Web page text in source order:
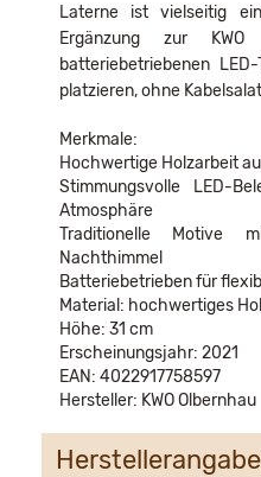
Laterne ist vielseitig
Ergänzung zur
batteriebetriebenen
platzieren, ohne
Merkmale:
Hochwertige Holzarbeit
Stimmungsvolle LED-
Atmosphäre
Traditionelle Motive
Nachthimmel
Batteriebetrieben für
Material: hochwertiges
Höhe: 31 cm
Erscheinungsjahr: 2021
EAN: 4022917758597
Hersteller: KWO Olbernhau